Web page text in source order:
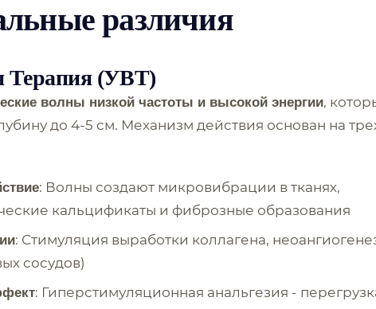
различия
Терапия (УВТ)
волны низкой частоты и высокой энергии,
до 4-5 см. Механизм действия основан на
: Волны создают микровибрации в тканях,
кальцификаты и фиброзные образования
: Стимуляция выработки коллагена,
сосудов)
: Гиперстимуляционная анальгезия -